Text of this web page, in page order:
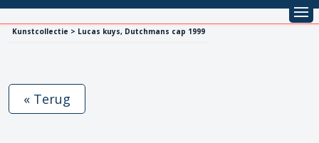
Kunstcollectie > Lucas kuys, Dutchmans cap 1999
« Terug